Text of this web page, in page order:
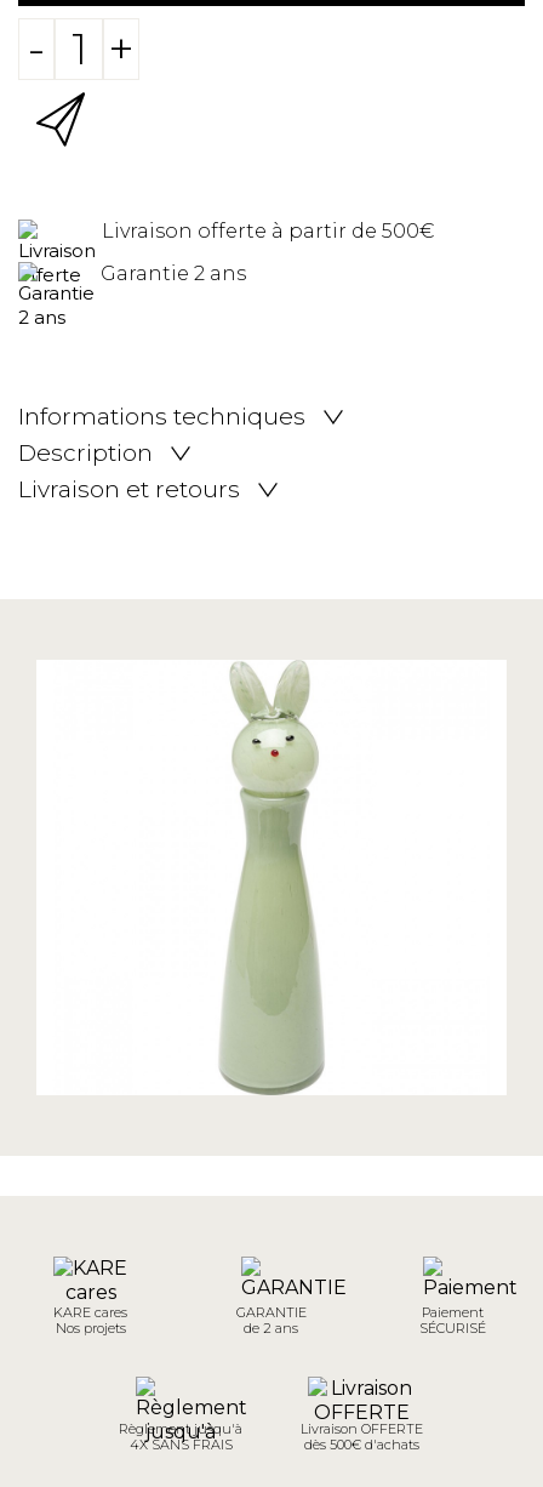
- +
Livraison offerte à partir de 500€
Garantie 2 ans
Informations techniques
Description
Livraison et retours
KARE cares
Nos projets
GARANTIE
de 2 ans
Paiement
SÉCURISÉ
Règlement jusqu'à
4X SANS FRAIS
Livraison OFFERTE
dès 500€ d'achats